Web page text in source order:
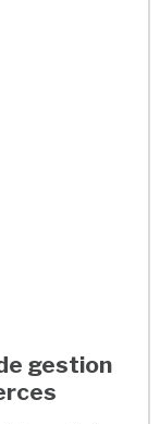
gestion